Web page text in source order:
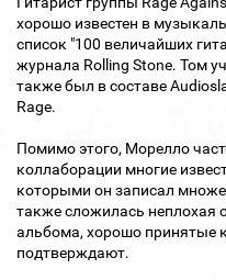
хорошо известен в
список "100 величайших
журнала Rolling Stone. Том
также был в составе
Rage.
Помимо этого, Морелло
коллаборации многие
которыми он записал
также сложилась неплохая
альбома, хорошо принятые
подтверждают.